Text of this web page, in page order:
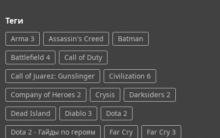
Теги
Arma 3 Assassin's Creed
Batman
Battlefield 4
Call of Duty
Call of Juarez: Gunslinger
Civilization 6
Company of Heroes 2
Crysis
Darksiders 2
Dead Island
Diablo 3
Dota 2
Dota 2 - Гайды по героям
Far Cry
Far Cry 3